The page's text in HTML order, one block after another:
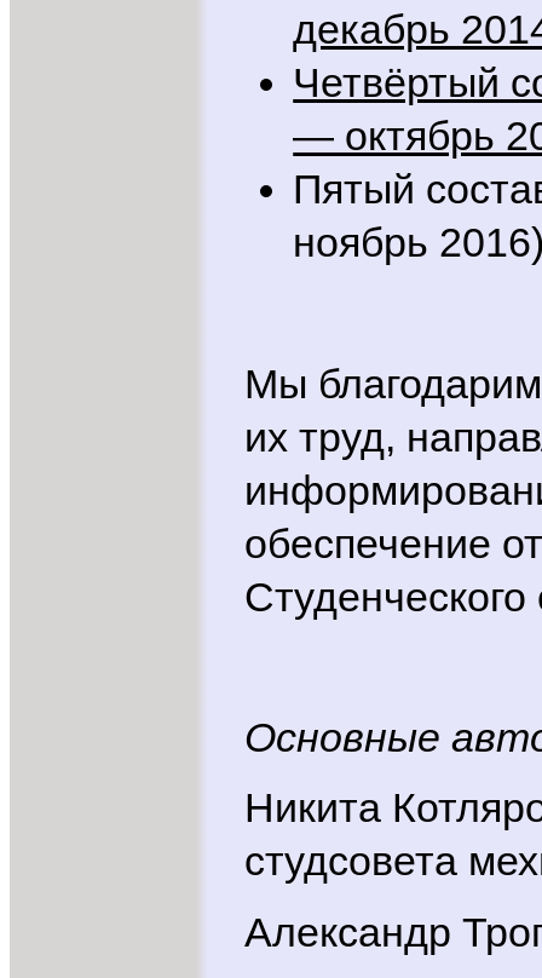
декабрь
Четвёртый
— октябрь
Пятый
ноябрь
Мы
их труд,
обеспечение
Студенческого
Основные
Никита
студсовета
Александр